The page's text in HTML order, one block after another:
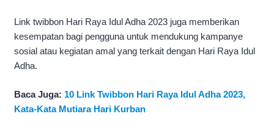
Link twibbon Hari Raya Idul Adha 2023 juga memberikan
kesempatan bagi pengguna untuk mendukung kampanye
sosial atau kegiatan amal yang terkait dengan Hari Raya Idul
Adha.
Baca Juga: 10 Link Twibbon Hari Raya Idul Adha 2023,
Kata-Kata Mutiara Hari Kurban